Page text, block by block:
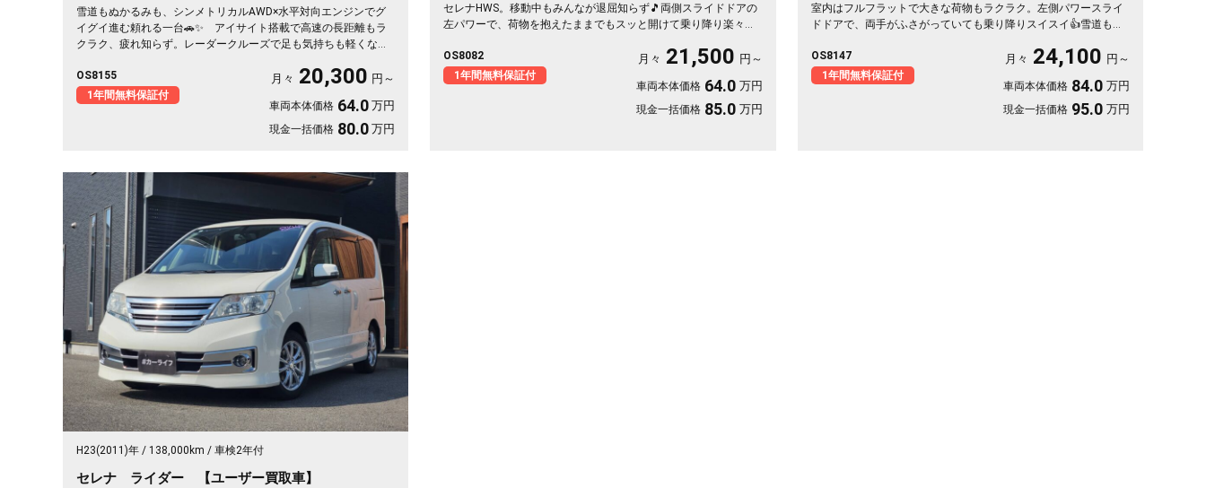
雪道もぬかるみも、シンメトリカルAWD×水平対向エンジンでグ
イグイ進む頼れる一台🚗✨ アイサイト搭載で高速の長距離もラ
クラク、疲れ知らず。レーダークルーズで足も気持ちも軽くなり
冬の朝もぽかぽか💺 仕事の相棒に、趣味の遠出に、月々20300
円で頼れる走破性を。走りにこだわる方にこそ届けたい《1年保証
付》です😎
OS8155
1年間無料保証付
月々 20,300 円～
車両本体価格 64.0 万円
現金一括価格 80.0 万円
セレナHWS。移動中もみんなが退屈知らず🎵両側スライドドアの
左パワーで、荷物を抱えたままでもスッと開けて乗り降り楽々。
21500〜で叶う遠出の週末。走りも装備も揃った一台を、まるご
と1年保証付でどうぞ🚗✨💫👍
OS8082
1年間無料保証付
月々 21,500 円～
車両本体価格 64.0 万円
現金一括価格 85.0 万円
室内はフルフラットで大きな荷物もラクラク。左側パワースライ
ドドアで、両手がふさがっていても乗り降りスイスイ👍雪道も安
れます。プッシュスタートで毎日の発進もスマート🚗買い物帰り
や週末の遠出まで、暮らしの相棒にぴったり💫《1年保証付》で安
心の一台😊
OS8147
1年間無料保証付
月々 24,100 円～
車両本体価格 84.0 万円
現金一括価格 95.0 万円
H23(2011)年 138,000km 車検2年付
セレナ ライダー 【ユーザー買取車】